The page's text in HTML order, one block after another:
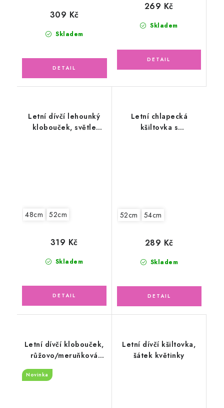
Skladem
309 Kč
Skladem
269 Kč
Letní dívčí lehounký
klobouček, světle
48cm 52cm
Skladem
319 Kč
Letní chlapecká
kšiltovka s
52cm 54cm
Skladem
289 Kč
Letní dívčí klobouček,
růžovo/meruňková
Novinka
Letní dívčí kšiltovka,
šátek květinky